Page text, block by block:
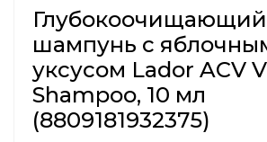
Глубокоочищающий
шампунь с
уксусом Lador ACV
Shampoo, 10 мл
(8809181932375)